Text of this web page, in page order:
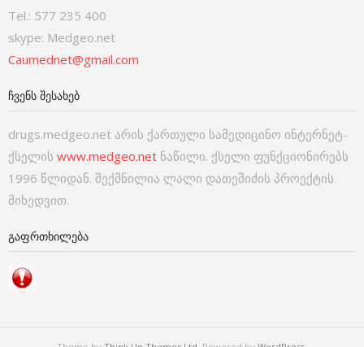
Tel.: 577 235 400
skype: Medgeo.net
Caumednet@gmail.com
ᲩᲕᲔᲜᲡ ᲨᲔᲡᲐᲮᲔᲑ
drugs.medgeo.net არის ქართული სამედიცინო ინტერნეტ-
ქსელის www.medgeo.net ნაწილი. ქსელი ფუნქციონირებს
1996 წლიდან. შექმნილია ლალი დათეშიძის პროექტის
მიხედვით.
ᲒᲐᲤᲠᲗᲮᲘᲚᲔᲑᲐ